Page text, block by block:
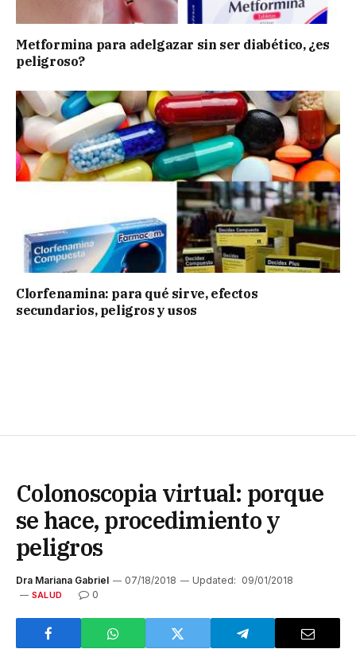
Metformina para adelgazar sin ser diabético, ¿es
peligroso?
Clorfenamina: para qué sirve, efectos
secundarios, peligros y usos
Colonoscopia virtual: porque
se hace, procedimiento y
peligros
Dra Mariana Gabriel 07/18/2018 Updated: 09/01/2018
SALUD 0